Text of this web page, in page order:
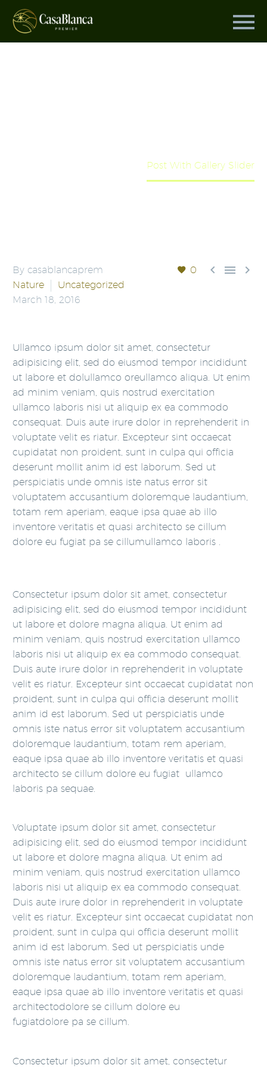
GALLERY
SLIDER
Post With Gallery Slider
0   
By casablancaprem
Nature
Uncategorized
March 18, 2016
Ullamco ipsum dolor sit amet, consectetur
adipisicing elit, sed do eiusmod tempor incididunt
ut labore et dolullamco oreullamco aliqua. Ut enim
ad minim veniam, quis nostrud exercitation
ullamco laboris nisi ut aliquip ex ea commodo
consequat. Duis aute irure dolor in reprehenderit in
voluptate velit es riatur. Excepteur sint occaecat
cupidatat non proident, sunt in culpa qui officia
deserunt mollit anim id est laborum. Sed ut
perspiciatis unde omnis iste natus error sit
voluptatem accusantium doloremque laudantium,
totam rem aperiam, eaque ipsa quae ab illo
inventore veritatis et quasi architecto se cillum
dolore eu fugiat pa se cillumullamco laboris .
Consectetur ipsum dolor sit amet, consectetur
adipisicing elit, sed do eiusmod tempor incididunt
ut labore et dolore magna aliqua. Ut enim ad
minim veniam, quis nostrud exercitation ullamco
laboris nisi ut aliquip ex ea commodo consequat.
Duis aute irure dolor in reprehenderit in voluptate
velit es riatur. Excepteur sint occaecat cupidatat non
proident, sunt in culpa qui officia deserunt mollit
anim id est laborum. Sed ut perspiciatis unde
omnis iste natus error sit voluptatem accusantium
doloremque laudantium, totam rem aperiam,
eaque ipsa quae ab illo inventore veritatis et quasi
architecto se cillum dolore eu fugiat ullamco
laboris pa sequae.
Voluptate ipsum dolor sit amet, consectetur
adipisicing elit, sed do eiusmod tempor incididunt
ut labore et dolore magna aliqua. Ut enim ad
minim veniam, quis nostrud exercitation ullamco
laboris nisi ut aliquip ex ea commodo consequat.
Duis aute irure dolor in reprehenderit in voluptate
velit es riatur. Excepteur sint occaecat cupidatat non
proident, sunt in culpa qui officia deserunt mollit
anim id est laborum. Sed ut perspiciatis unde
omnis iste natus error sit voluptatem accusantium
doloremque laudantium, totam rem aperiam,
eaque ipsa quae ab illo inventore veritatis et quasi
architectodolore se cillum dolore eu
fugiatdolore pa se cillum.
Consectetur ipsum dolor sit amet, consectetur